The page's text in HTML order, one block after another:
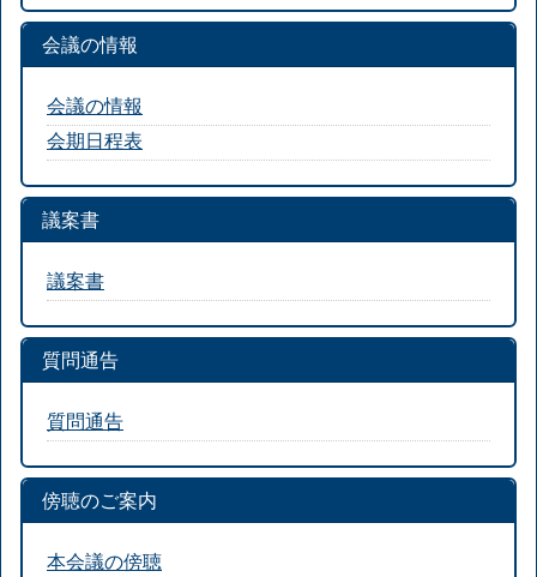
会議の情報
会議の情報
会期日程表
議案書
議案書
質問通告
質問通告
傍聴のご案内
本会議の傍聴